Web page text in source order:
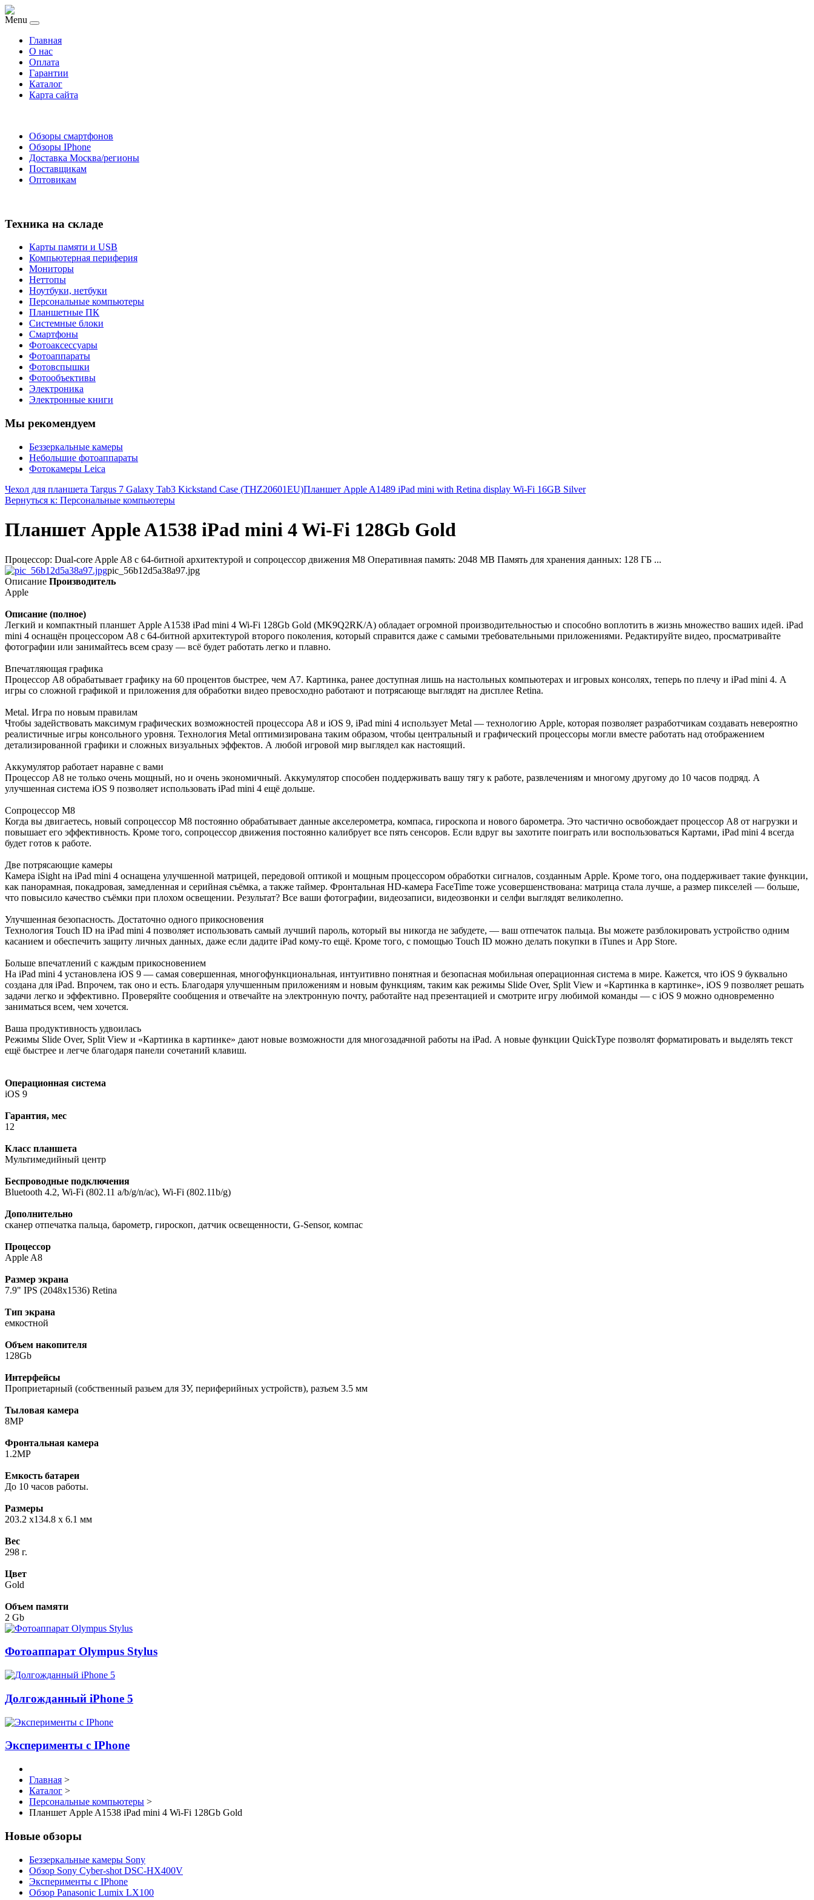
Menu
Главная
O нас
Оплата
Гарантии
Каталог
Карта сайта
Обзоры смартфонов
Обзоры IPhone
Доставка Москва/регионы
Поставщикам
Оптовикам
Техника на складе
Карты памяти и USB
Компьютерная периферия
Мониторы
Неттопы
Ноутбуки, нетбуки
Персональные компьютеры
Планшетные ПК
Системные блоки
Смартфоны
Фотоаксессуары
Фотоаппараты
Фотовспышки
Фотообъективы
Электроника
Электронные книги
Мы рекомендуем
Беззеркальные камеры
Небольшие фотоаппараты
Фотокамеры Leica
Чехол для планшета Targus 7 Galaxy Tab3 Kickstand Case (THZ20601EU)Планшет Apple A1489 iPad mini with Retina display Wi-Fi 16GB Silver
Вернуться к: Персональные компьютеры
Планшет Apple A1538 iPad mini 4 Wi-Fi 128Gb Gold
Процессор: Dual-core Apple A8 с 64-битной архитектурой и сопроцессор движения M8 Оперативная память: 2048 MB Память для хранения данных: 128 ГБ ...
pic_56b12d5a38a97.jpg
Описание Производитель
Apple
Описание (полное)
Легкий и компактный планшет Apple A1538 iPad mini 4 Wi-Fi 128Gb Gold (MK9Q2RK/A) обладает огромной производительностью и способно воплотить в жизнь множество ваших идей. iPad
mini 4 оснащён процессором A8 с 64-битной архитектурой второго поколения, который справится даже с самыми требовательными приложениями. Редактируйте видео, просматривайте
фотографии или занимайтесь всем сразу — всё будет работать легко и плавно.
Впечатляющая графика
Процессор A8 обрабатывает графику на 60 процентов быстрее, чем A7. Картинка, ранее доступная лишь на настольных компьютерах и игровых консолях, теперь по плечу и iPad mini 4. А
игры со сложной графикой и приложения для обработки видео превосходно работают и потрясающе выглядят на дисплее Retina.
Metal. Игра по новым правилам
Чтобы задействовать максимум графических возможностей процессора A8 и iOS 9, iPad mini 4 использует Metal — технологию Apple, которая позволяет разработчикам создавать невероятно
реалистичные игры консольного уровня. Технология Metal оптимизирована таким образом, чтобы центральный и графический процессоры могли вместе работать над отображением
детализированной графики и сложных визуальных эффектов. А любой игровой мир выглядел как настоящий.
Аккумулятор работает наравне с вами
Процессор A8 не только очень мощный, но и очень экономичный. Аккумулятор способен поддерживать вашу тягу к работе, развлечениям и многому другому до 10 часов подряд. А
улучшенная система iOS 9 позволяет использовать iPad mini 4 ещё дольше.
Сопроцессор M8
Когда вы двигаетесь, новый сопроцессор M8 постоянно обрабатывает данные акселерометра, компаса, гироскопа и нового барометра. Это частично освобождает процессор A8 от нагрузки и
повышает его эффективность. Кроме того, сопроцессор движения постоянно калибрует все пять сенсоров. Если вдруг вы захотите поиграть или воспользоваться Картами, iPad mini 4 всегда
будет готов к работе.
Две потрясающие камеры
Камера iSight на iPad mini 4 оснащена улучшенной матрицей, передовой оптикой и мощным процессором обработки сигналов, созданным Apple. Кроме того, она поддерживает такие функции,
как панорамная, покадровая, замедленная и серийная съёмка, а также таймер. Фронтальная HD-камера FaceTime тоже усовершенствована: матрица стала лучше, а размер пикселей — больше,
что повысило качество съёмки при плохом освещении. Результат? Все ваши фотографии, видеозаписи, видеозвонки и селфи выглядят великолепно.
Улучшенная безопасность. Достаточно одного прикосновения
Технология Touch ID на iPad mini 4 позволяет использовать самый лучший пароль, который вы никогда не забудете, — ваш отпечаток пальца. Вы можете разблокировать устройство одним
касанием и обеспечить защиту личных данных, даже если дадите iPad кому-то ещё. Кроме того, с помощью Touch ID можно делать покупки в iTunes и App Store.
Больше впечатлений с каждым прикосновением
На iPad mini 4 установлена iOS 9 — самая совершенная, многофункциональная, интуитивно понятная и безопасная мобильная операционная система в мире. Кажется, что iOS 9 буквально
создана для iPad. Впрочем, так оно и есть. Благодаря улучшенным приложениям и новым функциям, таким как режимы Slide Over, Split View и «Картинка в картинке», iOS 9 позволяет решать
задачи легко и эффективно. Проверяйте сообщения и отвечайте на электронную почту, работайте над презентацией и смотрите игру любимой команды — с iOS 9 можно одновременно
заниматься всем, чем хочется.
Ваша продуктивность удвоилась
Режимы Slide Over, Split View и «Картинка в картинке» дают новые возможности для многозадачной работы на iPad. А новые функции QuickType позволят форматировать и выделять текст
ещё быстрее и легче благодаря панели сочетаний клавиш.
Операционная система
iOS 9
Гарантия, мес
12
Класс планшета
Мультимедийный центр
Беспроводные подключения
Bluetooth 4.2, Wi-Fi (802.11 a/b/g/n/ac), Wi-Fi (802.11b/g)
Дополнительно
сканер отпечатка пальца, барометр, гироскоп, датчик освещенности, G-Sensor, компас
Процессор
Apple A8
Размер экрана
7.9" IPS (2048x1536) Retina
Тип экрана
емкостной
Объем накопителя
128Gb
Интерфейсы
Проприетарный (собственный разьем для ЗУ, периферийных устройств), разъем 3.5 мм
Тыловая камера
8MP
Фронтальная камера
1.2MP
Емкость батареи
До 10 часов работы.
Размеры
203.2 x134.8 x 6.1 мм
Вес
298 г.
Цвет
Gold
Объем памяти
2 Gb
Фотоаппарат Olympus Stylus
Долгожданный iPhone 5
Эксперименты с IPhone
Главная >
Каталог >
Персональные компьютеры >
Планшет Apple A1538 iPad mini 4 Wi-Fi 128Gb Gold
Новые обзоры
Беззеркальные камеры Sony
Обзор Sony Cyber-shot DSC-HX400V
Эксперименты с IPhone
Обзор Panasonic Lumix LX100